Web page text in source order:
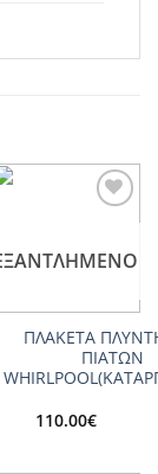
ΠΛΑΚΕΤΑ
ΠΙΑΤΩΝ
110.00€